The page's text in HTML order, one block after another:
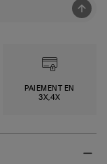
PAIEMENT EN
3X,4X